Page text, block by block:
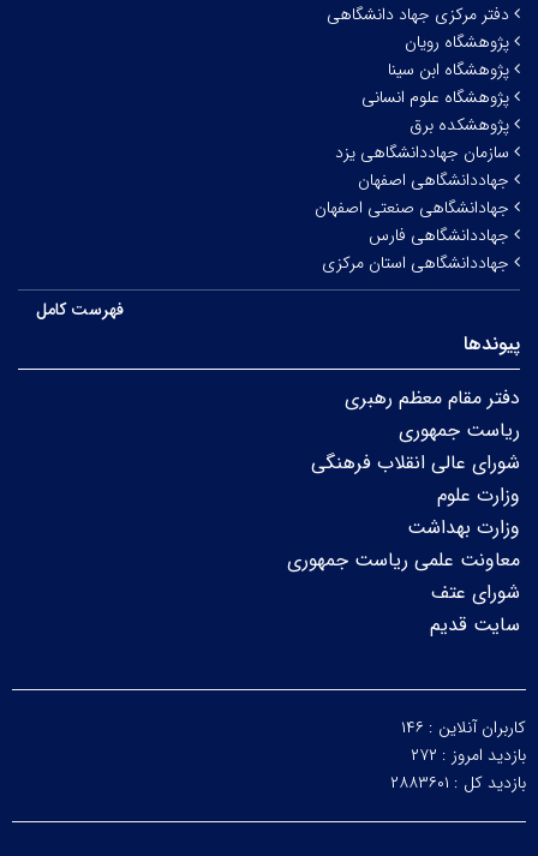
دفتر مرکزی جهاد دانشگاهی
پژوهشگاه رویان
پژوهشگاه ابن سینا
پژوهشگاه علوم انسانی
پژوهشکده برق
سازمان جهاددانشگاهی یزد
جهاددانشگاهی اصفهان
جهادانشگاهی صنعتی اصفهان
جهاددانشگاهی فارس
جهاددانشگاهی استان مرکزی
فهرست کامل
پیوندها
دفتر مقام معظم رهبری
ریاست جمهوری
شورای عالی انقلاب فرهنگی
وزارت علوم
وزارت بهداشت
معاونت علمی ریاست جمهوری
شورای عتف
سایت قدیم
کاربران آنلاین : ۱۴۶
بازدید امروز : ۲۷۲
بازدید کل : ۲۸۸۳۶۰۱